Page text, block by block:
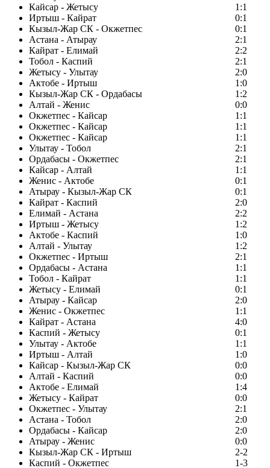
Кайсар - Жетысу
1:1
Иртыш - Кайрат
0:1
Кызыл-Жар СК - Окжетпес
0:1
Астана - Атырау
2:1
Кайрат - Елимай
2:2
Тобол - Каспий
2:1
Жетысу - Улытау
2:0
Актобе - Иртыш
1:0
Кызыл-Жар СК - Ордабасы
1:2
Алтай - Женис
0:0
Окжетпес - Кайсар
1:1
Окжетпес - Кайсар
1:1
Окжетпес - Кайсар
1:1
Улытау - Тобол
2:1
Ордабасы - Окжетпес
2:1
Кайсар - Алтай
1:1
Женис - Актобе
0:1
Атырау - Кызыл-Жар СК
0:1
Кайрат - Каспий
2:0
Елимай - Астана
2:2
Иртыш - Жетысу
1:2
Актобе - Каспий
1:0
Алтай - Улытау
1:2
Окжетпес - Иртыш
2:1
Ордабасы - Астана
1:1
Тобол - Кайрат
1:1
Жетысу - Елимай
0:1
Атырау - Кайсар
2:0
Женис - Окжетпес
1:1
Кайрат - Астана
4:0
Каспий - Жетысу
0:1
Улытау - Актобе
1:1
Иртыш - Алтай
1:0
Кайсар - Кызыл-Жар СК
0:0
Алтай - Каспий
0:0
Актобе - Елимай
1:4
Жетысу - Кайрат
0:0
Окжетпес - Улытау
2:1
Астана - Тобол
2:0
Ордабасы - Кайсар
2:0
Атырау - Женис
0:0
Кызыл-Жар СК - Иртыш
2-2
Каспий - Окжетпес
1-3